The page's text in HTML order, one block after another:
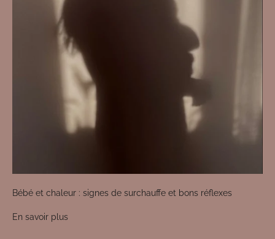
Bébé et chaleur : signes de surchauffe et bons réflexes
En savoir plus